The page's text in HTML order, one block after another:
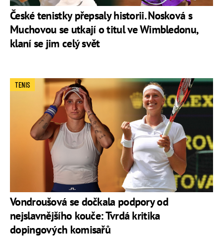
České tenistky přepsaly historii. Nosková s
Muchovou se utkají o titul ve Wimbledonu,
klaní se jim celý svět
Vondroušová se dočkala podpory od
nejslavnějšího kouče: Tvrdá kritika
dopingových komisařů
TENIS